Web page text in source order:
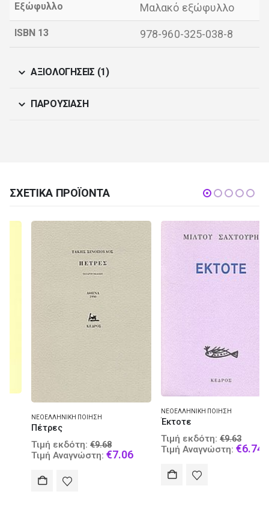
Εξώφυλλο Μαλακό εξώφυλλο
ISBN 13 978-960-325-038-8
ΑΞΙΟΛΟΓΉΣΕΙΣ (1)
ΠΑΡΟΥΣΊΑΣΗ
ΣΧΕΤΙΚΆ ΠΡΟΪΌΝΤΑ
ΝΕΟΕΛΛΗΝΙΚΉ ΠΟΊΗΣΗ
Πέτρες
Τιμή εκδότη: €9.68 Original
price
was:
Τιμή Αναγνώστη: €7.06Current
ΝΕΟΕΛΛΗΝΙΚΉ ΠΟΊΗΣΗ
Έκτοτε
Τιμή εκδότη: €9.63 Original
price
was:
Τιμή Αναγνώστη: €6.74